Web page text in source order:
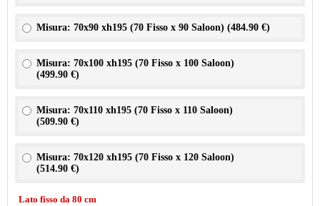
Misura: 70x90 xh195 (70 Fisso x 90 Saloon) (484.90 €)
Misura: 70x100 xh195 (70 Fisso x 100 Saloon)
(499.90 €)
Misura: 70x110 xh195 (70 Fisso x 110 Saloon)
(509.90 €)
Misura: 70x120 xh195 (70 Fisso x 120 Saloon)
(514.90 €)
Lato fisso da 80 cm